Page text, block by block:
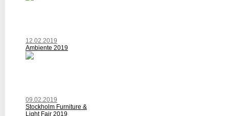
12.02.2019
Ambiente 2019
09.02.2019
Stockholm Furniture &
Light Fair 2019